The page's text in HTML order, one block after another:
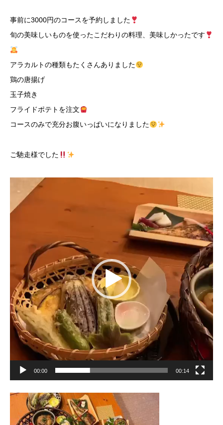
事前に3000円のコースを予約しました
旬の美味しいものを使ったこだわりの料理、美味しかったです
アラカルトの種類もたくさんありました
鶏の唐揚げ
玉子焼き
フライドポテトを注文
コースのみで充分お腹いっぱいになりました
ご馳走様でした
プ
00:00 00:14